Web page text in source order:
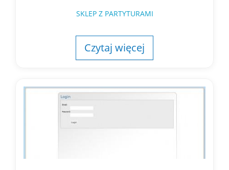
SKLEP Z PARTYTURAMI
Czytaj więcej